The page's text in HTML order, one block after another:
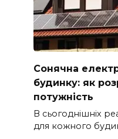
Сонячна
будинку: як
потужність
В сьогоднішніх
для кожного